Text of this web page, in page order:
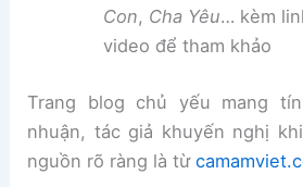
Con, Cha Yêu… kèm
video để tham khảo
Trang blog chủ yếu mang
nhuận, tác giả khuyến nghị
nguồn rõ ràng là từ